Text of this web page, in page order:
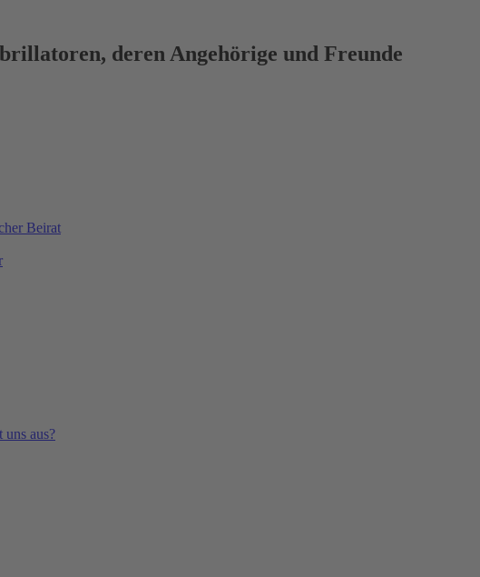
deren Angehörige und Freunde
Beirat
uns aus?